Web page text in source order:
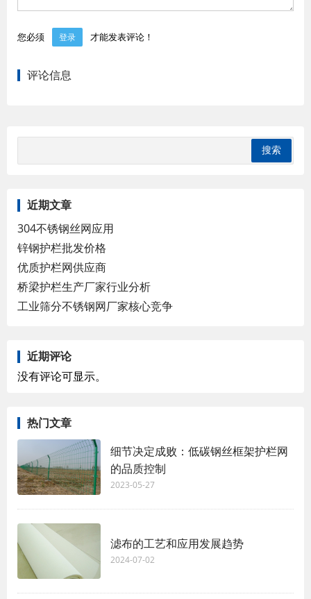
您必须 登录 才能发表评论！
评论信息
近期文章
304不锈钢丝网应用
锌钢护栏批发价格
优质护栏网供应商
桥梁护栏生产厂家行业分析
工业筛分不锈钢网厂家核心竞争
近期评论
没有评论可显示。
热门文章
细节决定成败：低碳钢丝框架护栏网
的品质控制
2023-05-27
滤布的工艺和应用发展趋势
2024-07-02